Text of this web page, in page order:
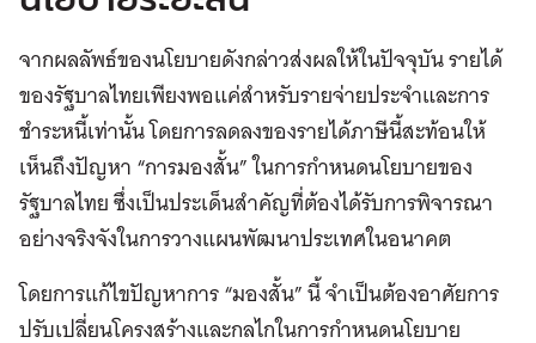
จากผลลัพธ์ของนโยบายดังกล่าวส่งผลให้ในปัจจุบัน รายได้
ของรัฐบาลไทยเพียงพอแค่สำหรับรายจ่ายประจำและการ
ชำระหนี้เท่านั้น โดยการลดลงของรายได้ภาษีนี้สะท้อนให้
เห็นถึงปัญหา “การมองสั้น” ในการกำหนดนโยบายของ
รัฐบาลไทย ซึ่งเป็นประเด็นสำคัญที่ต้องได้รับการพิจารณา
อย่างจริงจังในการวางแผนพัฒนาประเทศในอนาคต
โดยการแก้ไขปัญหาการ “มองสั้น” นี้ จำเป็นต้องอาศัยการ
ปรับเปลี่ยนโครงสร้างและกลไกในการกำหนดนโยบาย